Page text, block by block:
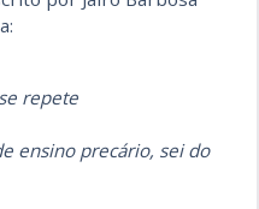
repete
ensino precário, sei do